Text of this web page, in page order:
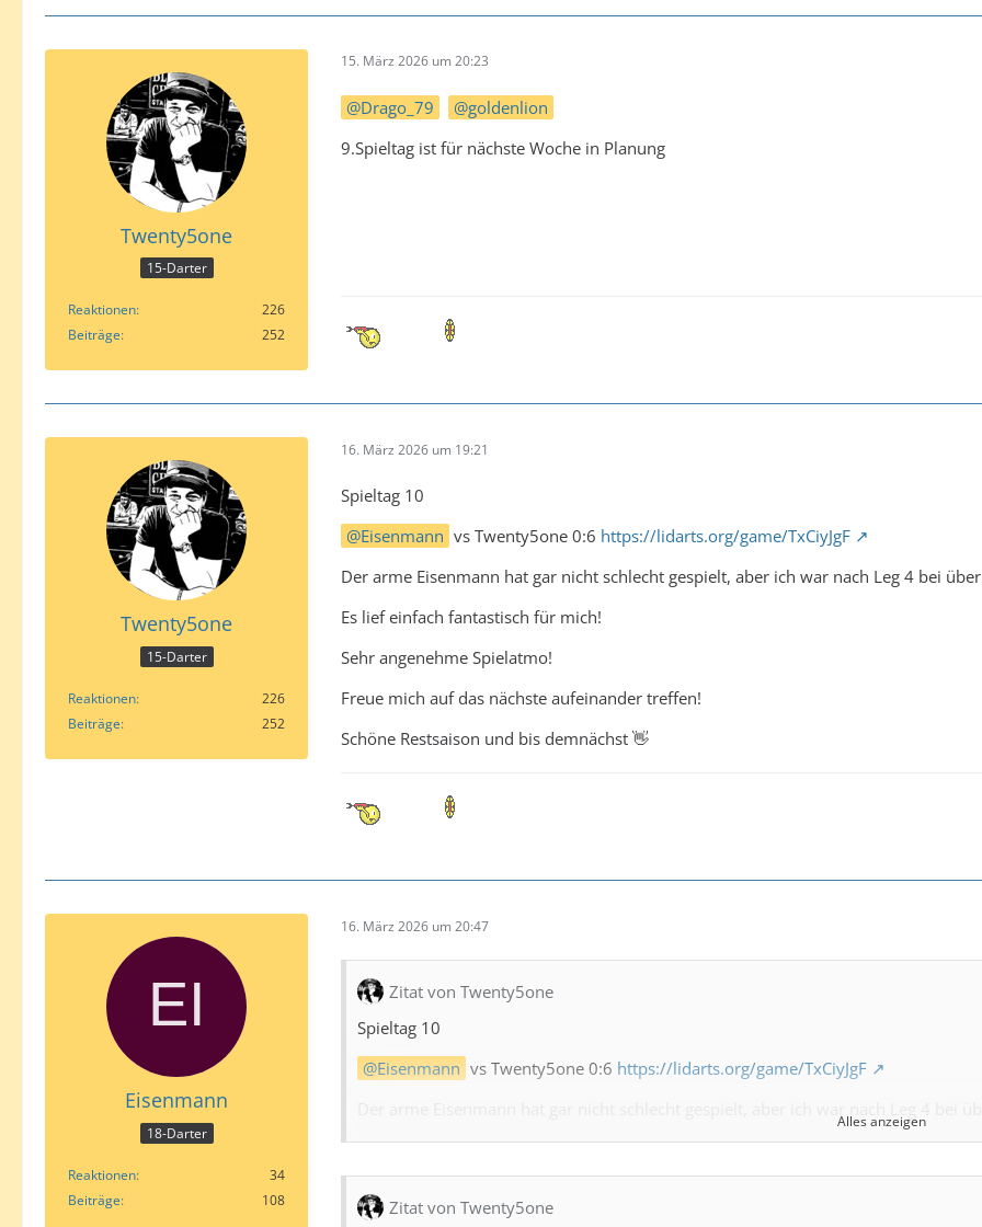
Twenty5one
15-Darter
Reaktionen
226
Beiträge
252
15. März 2026 um 20:23
Drago_79
goldenlion
9.Spieltag ist für nächste Woche in Planung
Twenty5one
15-Darter
Reaktionen
226
Beiträge
252
16. März 2026 um 19:21
Spieltag 10
Eisenmann vs Twenty5one 0:6 https://lidarts.org/game/TxCiyJgF
Der arme Eisenmann hat gar nicht schlecht gespielt, aber ich war nach Leg 4 bei
Es lief einfach fantastisch für mich!
Sehr angenehme Spielatmo!
Freue mich auf das nächste aufeinander treffen!
Schöne Restsaison und bis demnächst 👋
Eisenmann
18-Darter
Reaktionen
34
Beiträge
108
16. März 2026 um 20:47
Zitat von Twenty5one
Spieltag 10
Eisenmann vs Twenty5one 0:6 https://lidarts.org/game/TxCiyJgF
Es lief einfach fantastisch für mich!
Sehr angenehme Spielatmo!
Alles anzeigen
Zitat von Twenty5one